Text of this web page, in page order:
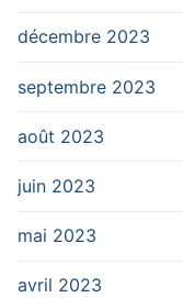
décembre 2023
septembre 2023
août 2023
juin 2023
mai 2023
avril 2023